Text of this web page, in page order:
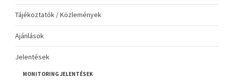
Tájékoztatók / Közlemények
Ajánlások
Jelentések
MONITORING JELENTÉSEK